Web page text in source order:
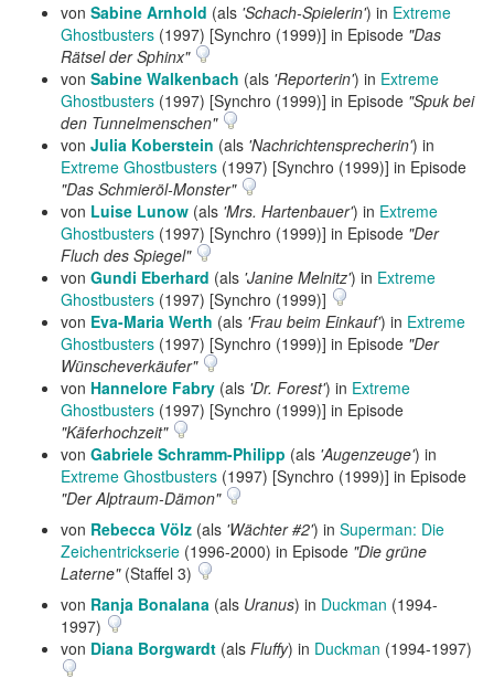
von Sabine Arnhold (als 'Schach-Spielerin') in Extreme
Ghostbusters (1997) [Synchro (1999)] in Episode "Das
Rätsel der Sphinx"
von Sabine Walkenbach (als 'Reporterin') in Extreme
Ghostbusters (1997) [Synchro (1999)] in Episode "Spuk bei
den Tunnelmenschen"
von Julia Koberstein (als 'Nachrichtensprecherin') in
Extreme Ghostbusters (1997) [Synchro (1999)] in Episode
"Das Schmieröl-Monster"
von Luise Lunow (als 'Mrs. Hartenbauer') in Extreme
Ghostbusters (1997) [Synchro (1999)] in Episode "Der
Fluch des Spiegel"
von Gundi Eberhard (als 'Janine Melnitz') in Extreme
Ghostbusters (1997) [Synchro (1999)]
von Eva-Maria Werth (als 'Frau beim Einkauf') in Extreme
Ghostbusters (1997) [Synchro (1999)] in Episode "Der
Wünscheverkäufer"
von Hannelore Fabry (als 'Dr. Forest') in Extreme
Ghostbusters (1997) [Synchro (1999)] in Episode
"Käferhochzeit"
von Gabriele Schramm-Philipp (als 'Augenzeuge') in
Extreme Ghostbusters (1997) [Synchro (1999)] in Episode
"Der Alptraum-Dämon"
von Rebecca Völz (als 'Wächter #2') in Superman: Die
Zeichentrickserie (1996-2000) in Episode "Die grüne
Laterne"(Staffel 3)
von Ranja Bonalana (als Uranus) in Duckman (1994-
1997)
von Diana Borgwardt (als Fluffy) in Duckman (1994-1997)